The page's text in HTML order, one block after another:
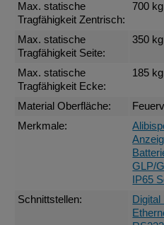
Max. statische
Tragfähigkeit Zentrisch:
700 kg
Max. statische
Tragfähigkeit Seite:
350 kg
Max. statische
Tragfähigkeit Ecke:
185 kg
Material Oberfläche:
Merkmale:
GLP/
IP65
Schnittstellen:
Digital